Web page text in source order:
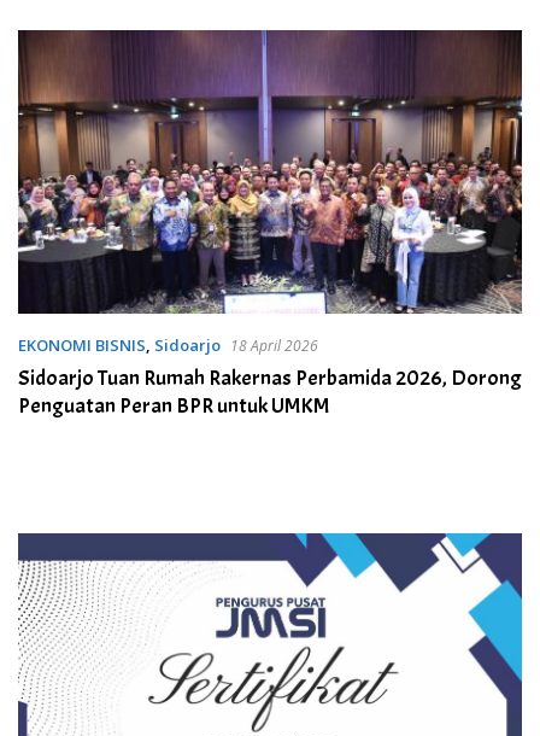
EKONOMI BISNIS, Sidoarjo 18 April 2026
Sidoarjo Tuan Rumah Rakernas Perbamida 2026, Dorong
Penguatan Peran BPR untuk UMKM